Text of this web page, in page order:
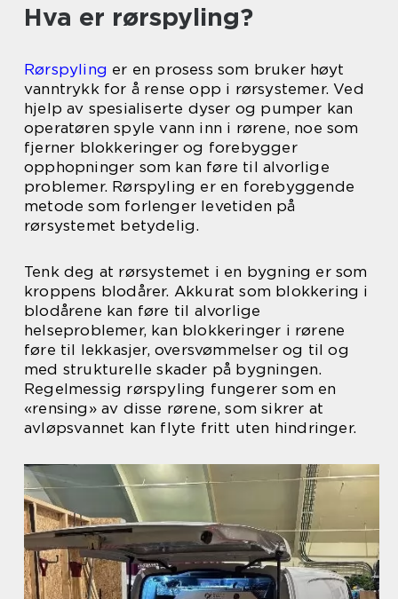
Hva er rørspyling?
Rørspyling er en prosess som bruker høyt
vanntrykk for å rense opp i rørsystemer. Ved
hjelp av spesialiserte dyser og pumper kan
operatøren spyle vann inn i rørene, noe som
fjerner blokkeringer og forebygger
opphopninger som kan føre til alvorlige
problemer. Rørspyling er en forebyggende
metode som forlenger levetiden på
rørsystemet betydelig.
Tenk deg at rørsystemet i en bygning er som
kroppens blodårer. Akkurat som blokkering i
blodårene kan føre til alvorlige
helseproblemer, kan blokkeringer i rørene
føre til lekkasjer, oversvømmelser og til og
med strukturelle skader på bygningen.
Regelmessig rørspyling fungerer som en
«rensing» av disse rørene, som sikrer at
avløpsvannet kan flyte fritt uten hindringer.